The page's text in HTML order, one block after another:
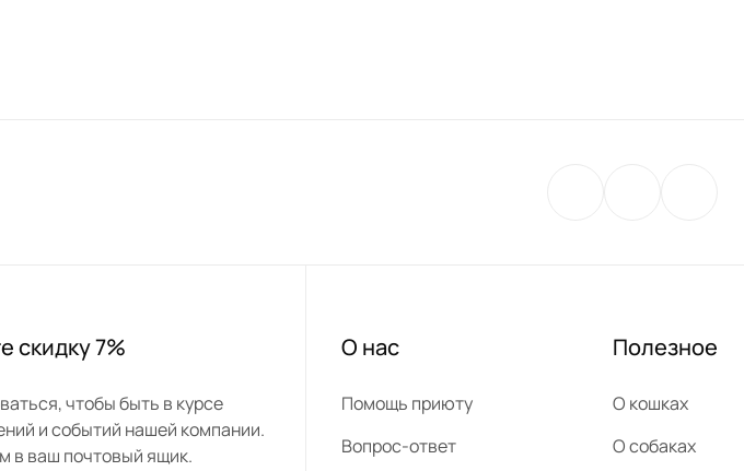
скидку 7%
чтобы быть в курсе
и событий нашей компании.
в ваш почтовый ящик.
О нас
Помощь приюту
Вопрос-ответ
Полезное
О кошках
О собаках